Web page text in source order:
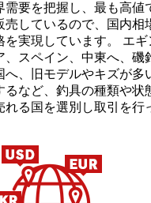
需要を把握し、最も高値
売しているので、国内相
を実現しています。 エ
、スペイン、中東へ、磯
へ、旧モデルやキズが多
るなど、釣具の種類や状
れる国を選別し取引を行